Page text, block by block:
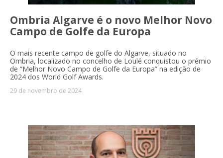
Ombria Algarve é o novo Melhor Novo
Campo de Golfe da Europa
O mais recente campo de golfe do Algarve, situado no
Ombria, localizado no concelho de Loulé conquistou o prémio
de “Melhor Novo Campo de Golfe da Europa” na edição de
2024 dos World Golf Awards.
29 de novembro de 2024